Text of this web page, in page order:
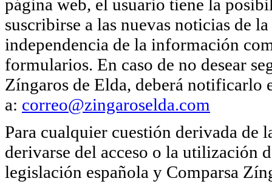
página web, el usuario tiene la
suscribirse a las nuevas noticias de
independencia de la información
formularios. En caso de no desear
Zíngaros de Elda, deberá notificarlo
a: correo@zingaroselda.com
Para cualquier cuestión derivada
derivarse del acceso o la utilización
legislación española y Comparsa